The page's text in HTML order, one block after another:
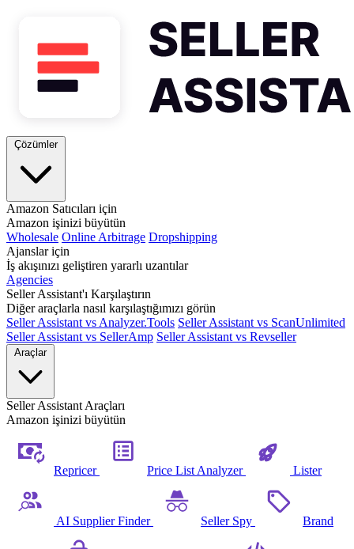
Çözümler
Amazon Satıcıları için
Amazon işinizi büyütün
Wholesale Online Arbitrage Dropshipping
Ajanslar için
İş akışınızı geliştiren yararlı uzantılar
Agencies
Seller Assistant'ı Karşılaştırın
Diğer araçlarla nasıl karşılaştığımızı görün
Seller Assistant vs Analyzer.Tools Seller Assistant vs ScanUnlimited
Seller Assistant vs SellerAmp Seller Assistant vs Revseller
Araçlar
Seller Assistant Araçları
Amazon işinizi büyütün
Repricer Price List Analyzer Lister
AI Supplier Finder Seller Spy Brand